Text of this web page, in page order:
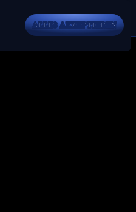
ALLES AKZEPTIEREN